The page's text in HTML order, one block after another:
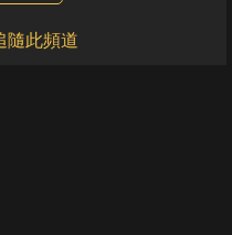
隨此頻道